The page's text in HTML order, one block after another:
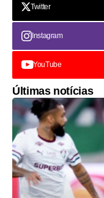
Twitter
Instagram
YouTube
Últimas notícias